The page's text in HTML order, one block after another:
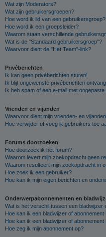
Wat zijn Moderators?
Wat zijn gebruikersgroepen?
Hoe word ik lid van een gebruikersgroep?
Hoe word ik een groepsleider?
Waarom staan verschillende
Wat is de "Standaard gebruikersgroep"?
Waarvoor dient de "Het Team"-link?
Privéberichten
Ik kan geen privéberichten sturen!
Ik blijf ongewenste privéberichten
Ik heb spam of een e-mail met
Vrienden en vijanden
Waarvoor dient mijn vrienden- en
Hoe verwijder of voeg ik gebruikers toe
Forums doorzoeken
Hoe doorzoek ik het forum?
Waarom levert mijn zoekopdracht geen
Waarom resulteert mijn zoekopdracht in
Hoe zoek ik een gebruiker?
Hoe kan ik mijn eigen berichten en
Onderwerpabonnementen en
Wat is het verschil tussen een bladwijzer
Hoe kan ik een bladwijzer of
Hoe kan ik een bladwijzer of
Hoe zeg ik mijn abonnement op?